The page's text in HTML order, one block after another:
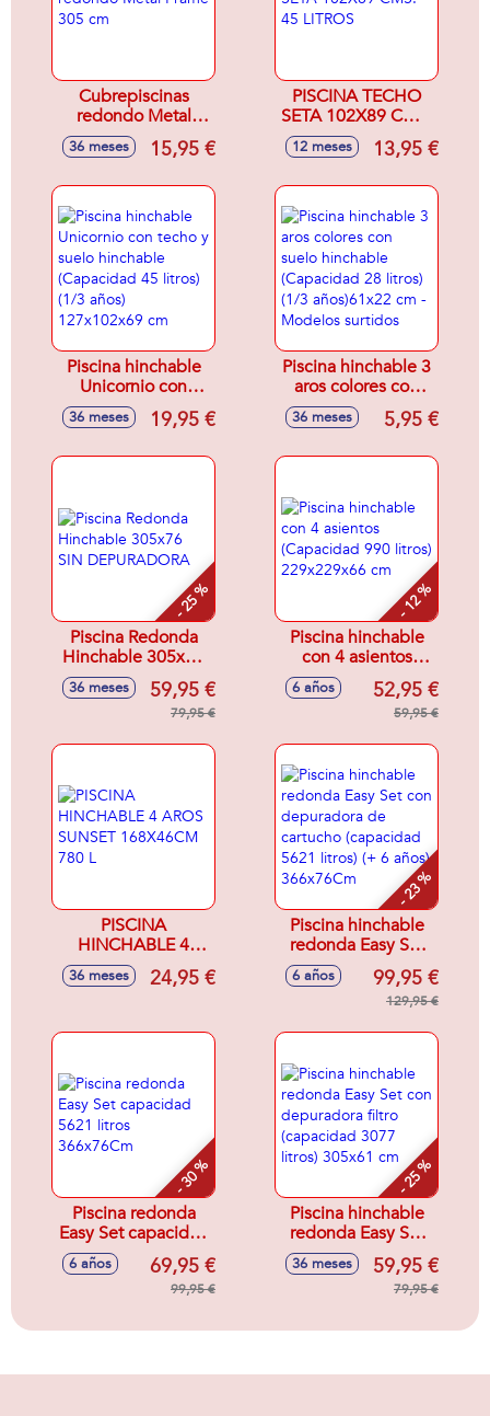
Cubrepiscinas
redondo Metal
Frame 305 cm
36 meses 15,95 €
PISCINA TECHO
SETA 102X89 CMS.
45 LITROS
12 meses 13,95 €
Piscina hinchable
Unicornio con
techo y suelo
hinchable
36 meses 19,95 €
Piscina hinchable 3
aros colores con
suelo hinchable
(Capacidad 28
36 meses 5,95 €
- 25 %
Piscina Redonda
Hinchable 305x76
SIN DEPURADORA
36 meses 59,95 €
79,95 €
- 12 %
Piscina hinchable
con 4 asientos
(Capacidad 990
litros) 229x229x66
6 años 52,95 €
59,95 €
PISCINA
HINCHABLE 4
AROS SUNSET
168X46CM 780 L
36 meses 24,95 €
- 23 %
Piscina hinchable
redonda Easy Set
con depuradora de
cartucho
(capacidad 5621
6 años 99,95 €
129,95 €
- 30 %
Piscina redonda
Easy Set capacidad
5621 litros
366x76Cm
6 años 69,95 €
99,95 €
- 25 %
Piscina hinchable
redonda Easy Set
con depuradora
filtro (capacidad
3077 litros) 305x61
36 meses 59,95 €
79,95 €